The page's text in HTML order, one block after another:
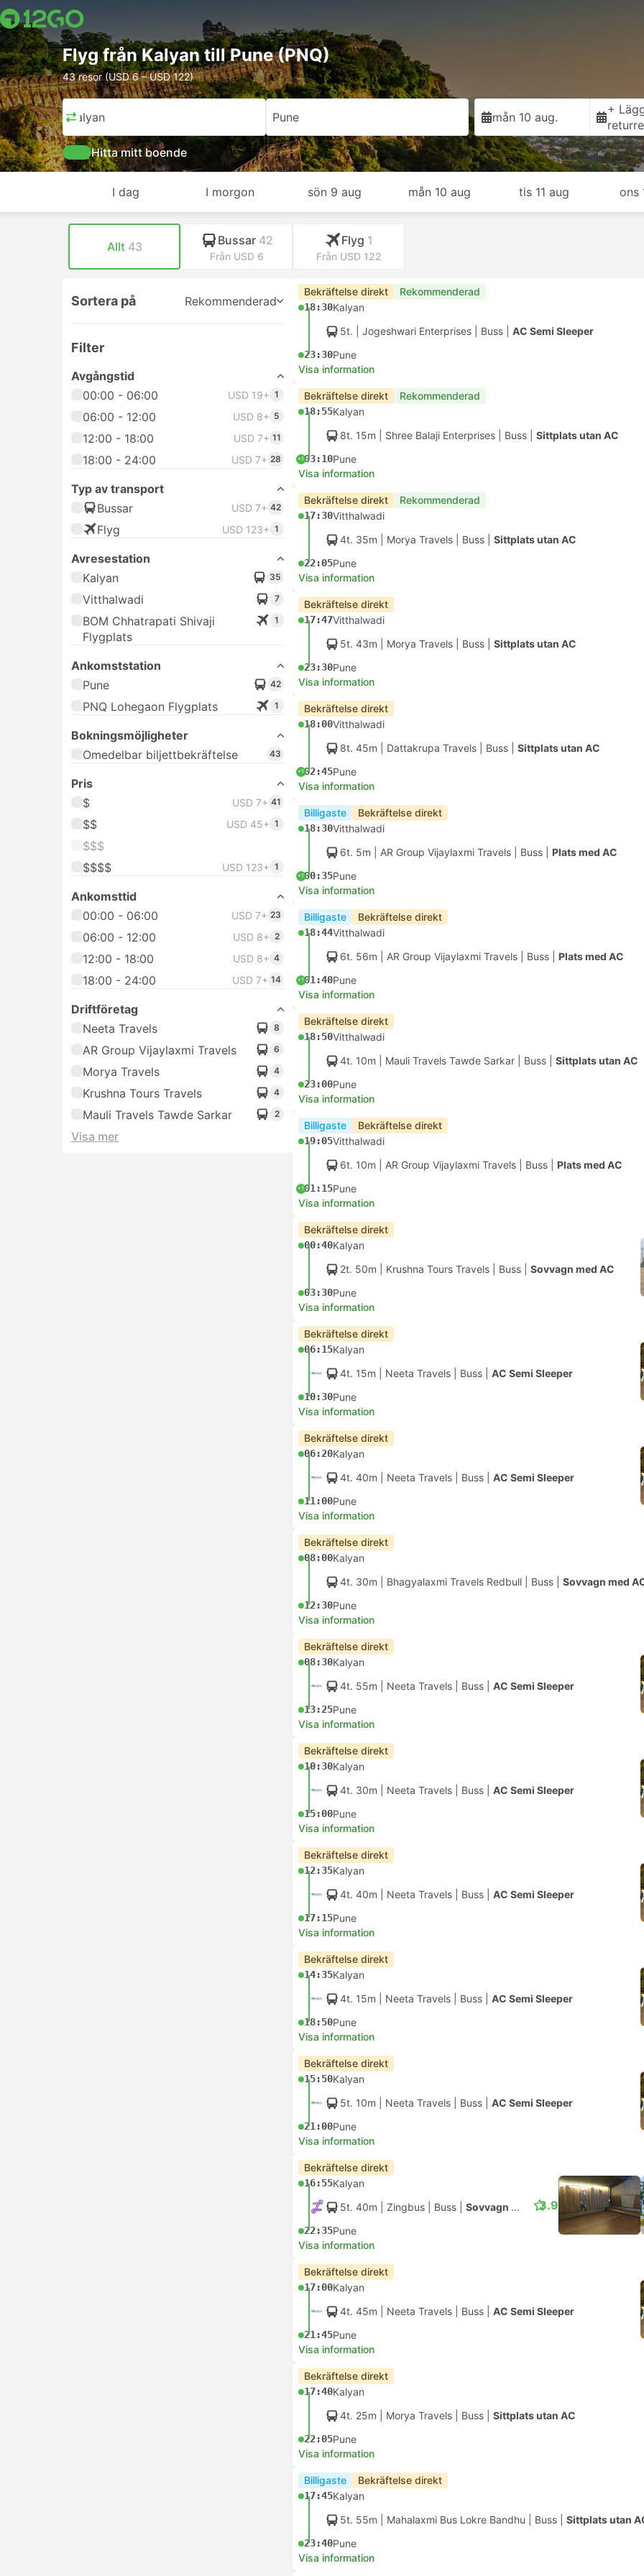
Flyg från Kalyan till Pune (PNQ)
43 resor (USD 6 – USD 122)
Kalyan Pune mån 10 aug.
+
Hitta mitt boende
I dag I morgon sön 9 aug mån 10 aug tis 11 aug ons
Allt 43 Bussar 42
Från USD 6
Flyg 1
Från USD 122
Sortera på Rekommenderad
Filter
Avgångstid
00:00 - 06:00
USD 19+ 1
06:00 - 12:00 USD 8+ 5
12:00 - 18:00 USD 7+ 11
18:00 - 24:00 USD 7+ 28
Typ av transport
Bussar
USD 7+ 42
Flyg USD 123+ 1
Avresestation
Kalyan
35
Vitthalwadi 7
BOM Chhatrapati Shivaji
Flygplats
1
Ankomststation
Pune
42
PNQ Lohegaon Flygplats 1
Bokningsmöjligheter
Omedelbar biljettbekräftelse
43
Pris
$
USD 7+ 41
$$ USD 45+ 1
$$$
$$$$
USD 123+ 1
Ankomsttid
00:00 - 06:00
USD 7+ 23
06:00 - 12:00 USD 8+ 2
12:00 - 18:00 USD 8+ 4
18:00 - 24:00 USD 7+ 14
Driftföretag
Neeta Travels
8
AR Group Vijaylaxmi Travels 6
Morya Travels 4
Krushna Tours Travels 4
Mauli Travels Tawde Sarkar 2
Visa mer
Bekräftelse direkt Rekommenderad
18:30Kalyan
5t. | Jogeshwari Enterprises Buss AC Semi Sleeper
23:30Pune
Visa information
Bekräftelse direkt Rekommenderad
18:55Kalyan
8t. 15m | Shree Balaji Enterprises Buss Sittplats utan AC
+103:10Pune
Visa information
Bekräftelse direkt Rekommenderad
17:30Vitthalwadi
4t. 35m | Morya Travels Buss Sittplats utan AC
22:05Pune
Visa information
Bekräftelse direkt
17:47Vitthalwadi
5t. 43m | Morya Travels Buss Sittplats utan AC
23:30Pune
Visa information
Bekräftelse direkt
18:00Vitthalwadi
8t. 45m | Dattakrupa Travels Buss Sittplats utan AC
+102:45Pune
Visa information
Billigaste Bekräftelse direkt
18:30Vitthalwadi
6t. 5m | AR Group Vijaylaxmi Travels Buss Plats med AC
+100:35Pune
Visa information
Billigaste Bekräftelse direkt
18:44Vitthalwadi
6t. 56m | AR Group Vijaylaxmi Travels Buss Plats med AC
+101:40Pune
Visa information
Bekräftelse direkt
18:50Vitthalwadi
4t. 10m | Mauli Travels Tawde Sarkar Buss Sittplats utan AC
23:00Pune
Visa information
Billigaste Bekräftelse direkt
19:05Vitthalwadi
6t. 10m | AR Group Vijaylaxmi Travels Buss Plats med AC
+101:15Pune
Visa information
Bekräftelse direkt
00:40Kalyan
2t. 50m | Krushna Tours Travels Buss Sovvagn med AC
03:30Pune
Visa information
Bekräftelse direkt
06:15Kalyan
4t. 15m | Neeta Travels Buss AC Semi Sleeper
10:30Pune
Visa information
Bekräftelse direkt
06:20Kalyan
4t. 40m | Neeta Travels Buss AC Semi Sleeper
11:00Pune
Visa information
Bekräftelse direkt
08:00Kalyan
4t. 30m | Bhagyalaxmi Travels Redbull Buss Sovvagn med
12:30Pune
Visa information
Bekräftelse direkt
08:30Kalyan
4t. 55m | Neeta Travels Buss AC Semi Sleeper
13:25Pune
Visa information
Bekräftelse direkt
10:30Kalyan
4t. 30m | Neeta Travels Buss AC Semi Sleeper
15:00Pune
Visa information
Bekräftelse direkt
12:35Kalyan
4t. 40m | Neeta Travels Buss AC Semi Sleeper
17:15Pune
Visa information
Bekräftelse direkt
14:35Kalyan
4t. 15m | Neeta Travels Buss AC Semi Sleeper
18:50Pune
Visa information
Bekräftelse direkt
15:50Kalyan
5t. 10m | Neeta Travels Buss AC Semi Sleeper
21:00Pune
Visa information
Bekräftelse direkt
16:55Kalyan
5t. 40m | Zingbus Buss Sovvagn med AC
22:35Pune
3.9
Visa information
Bekräftelse direkt
17:00Kalyan
4t. 45m | Neeta Travels Buss AC Semi Sleeper
21:45Pune
Visa information
Bekräftelse direkt
17:40Kalyan
4t. 25m | Morya Travels Buss Sittplats utan AC
22:05Pune
Visa information
Billigaste Bekräftelse direkt
17:45Kalyan
5t. 55m | Mahalaxmi Bus Lokre Bandhu Buss Sittplats utan
23:40Pune
Visa information